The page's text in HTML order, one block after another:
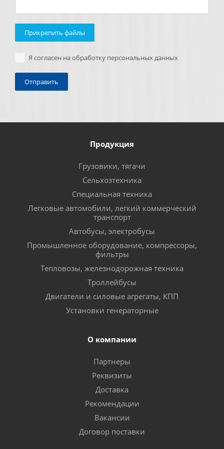
Прикрепить файлы
Я согласен на обработку персональных данных
Продукция
Грузовики, тягачи
Сельхозтехника
Специальная техника
Легковые автомобили, легкий коммерческий
транспорт
Автобусы, электробусы
Промышленное оборудование, компрессоры,
фильтры
Тепловозы, железнодорожная техника
Троллейбусы
Двигатели и силовые агрегаты, КПП
Установки генераторные
О компании
Партнеры
Реквизиты
Доставка
Рекомендации
Вакансии
Договор поставки